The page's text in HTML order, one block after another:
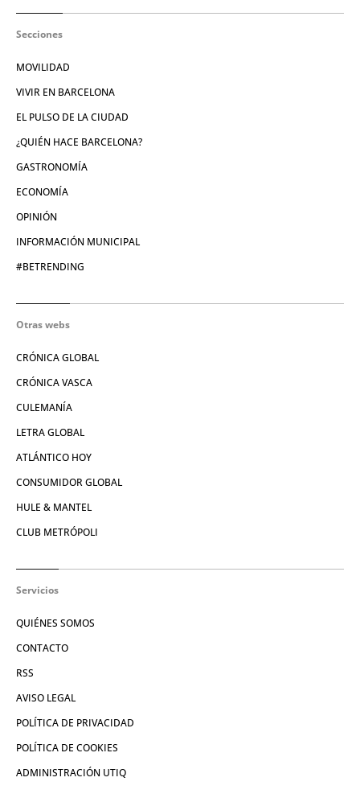
Secciones
MOVILIDAD
VIVIR EN BARCELONA
EL PULSO DE LA CIUDAD
¿QUIÉN HACE BARCELONA?
GASTRONOMÍA
ECONOMÍA
OPINIÓN
INFORMACIÓN MUNICIPAL
#BETRENDING
Otras webs
CRÓNICA GLOBAL
CRÓNICA VASCA
CULEMANÍA
LETRA GLOBAL
ATLÁNTICO HOY
CONSUMIDOR GLOBAL
HULE & MANTEL
CLUB METRÓPOLI
Servicios
QUIÉNES SOMOS
CONTACTO
RSS
AVISO LEGAL
POLÍTICA DE PRIVACIDAD
POLÍTICA DE COOKIES
ADMINISTRACIÓN UTIQ